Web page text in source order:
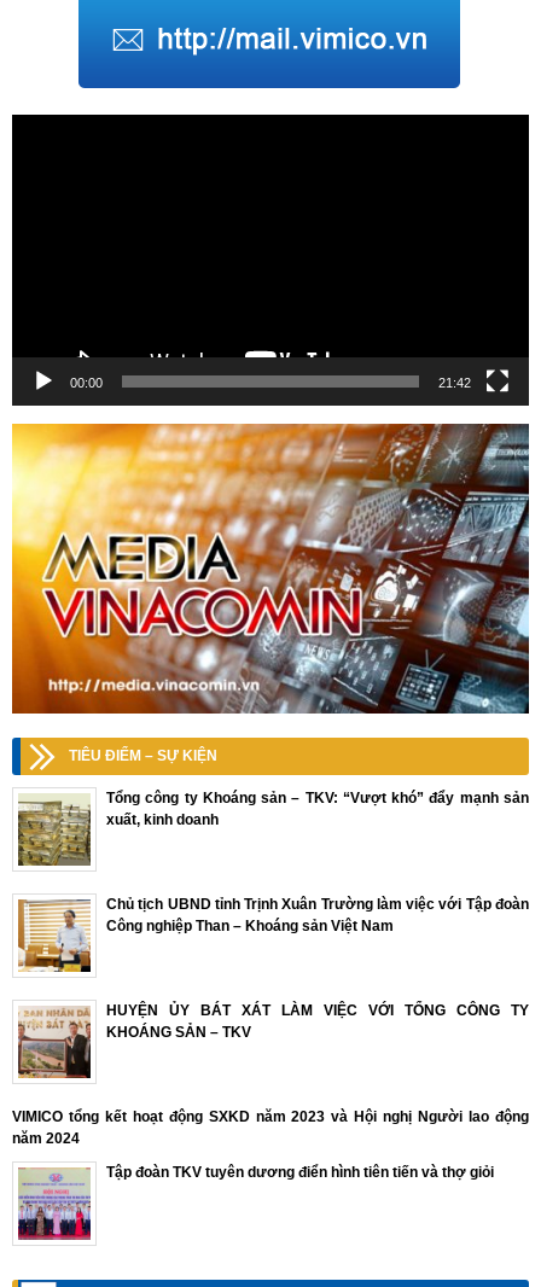
00:00 21:42
TIÊU ĐIỂM – SỰ KIỆN
Tổng công ty Khoáng sản – TKV: “Vượt khó” đẩy mạnh sản
xuất, kinh doanh
Chủ tịch UBND tỉnh Trịnh Xuân Trường làm việc với Tập đoàn
Công nghiệp Than – Khoáng sản Việt Nam
HUYỆN ỦY BÁT XÁT LÀM VIỆC VỚI TỔNG CÔNG TY
KHOÁNG SẢN – TKV
VIMICO tổng kết hoạt động SXKD năm 2023 và Hội nghị Người lao động
năm 2024
Tập đoàn TKV tuyên dương điển hình tiên tiến và thợ giỏi